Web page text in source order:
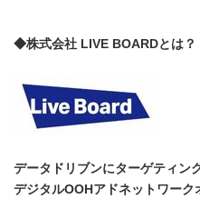
◆株式会社 LIVE BOARDとは？
データドリブンにターゲティン
デジタルOOHアドネットワーク